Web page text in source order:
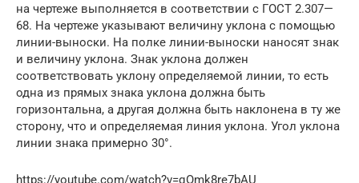
на чертеже выполняется в соответствии с ГОСТ 2.307—
68. На чертеже указывают величину уклона с помощью
линии-выноски. На полке линии-выноски наносят знак
и величину уклона. Знак уклона должен
соответствовать уклону определяемой линии, то есть
одна из прямых знака уклона должна быть
горизонтальна, а другая должна быть наклонена в ту же
сторону, что и определяемая линия уклона. Угол уклона
линии знака примерно 30°.
https://youtube.com/watch?v=qOmk8re7bAU